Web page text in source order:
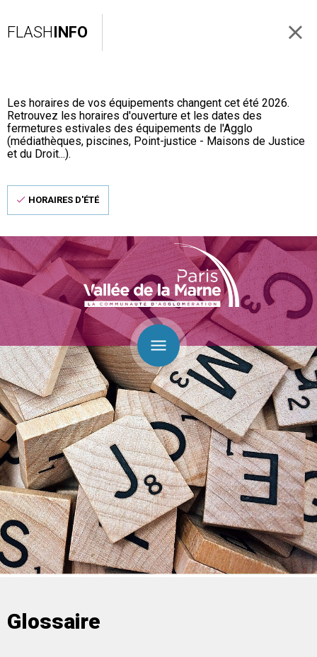
FLASHINFO
Les horaires de vos équipements changent cet été 2026.
Retrouvez les horaires d'ouverture et les dates des
fermetures estivales des équipements de l'Agglo
(médiathèques, piscines, Point-justice - Maisons de Justice
et du Droit...).
HORAIRES D'ÉTÉ
Glossaire